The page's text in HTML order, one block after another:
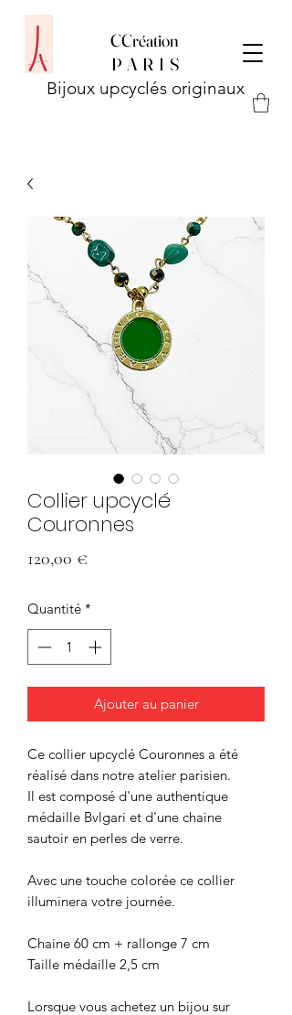
CCréation
P A R I S
Bijoux upcyclés originaux
Collier upcyclé
Couronnes
120,00 €
Quantité *
Ajouter au panier
Ce collier upcyclé Couronnes a été
réalisé dans notre atelier parisien.
Il est composé d'une authentique
médaille Bvlgari et d'une chaine
sautoir en perles de verre.
Avec une touche colorée ce collier
illuminera votre journée.
Chaine 60 cm + rallonge 7 cm
Taille médaille 2,5 cm
Lorsque vous achetez un bijou sur